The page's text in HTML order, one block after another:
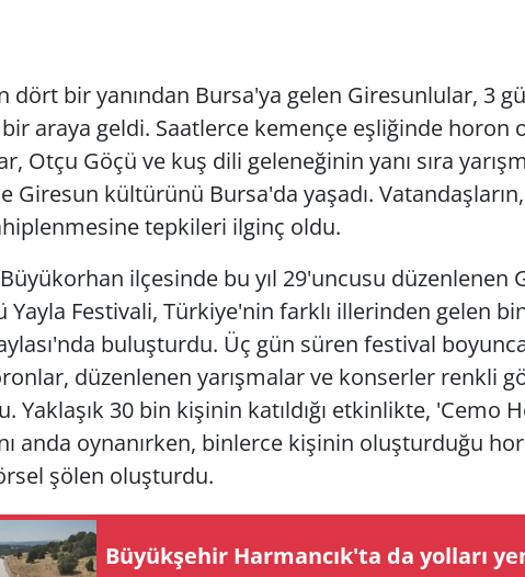
dört bir yanından Bursa'ya gelen Giresunlular, 3
araya geldi. Saatlerce kemençe eşliğinde horon
Otçu Göçü ve kuş dili geleneğinin yanı sıra
Giresun kültürünü Bursa'da yaşadı. Vatandaşların,
tepkileri ilginç oldu.
ilçesinde bu yıl 29'uncusu düzenlenen
Yayla Festivali, Türkiye'nin farklı illerinden gelen
buluşturdu. Üç gün süren festival
düzenlenen yarışmalar ve konserler renkli
Yaklaşık 30 bin kişinin katıldığı etkinlikte, 'Cemo
anda oynanırken, binlerce kişinin oluşturduğu
şölen oluşturdu.
Büyükşehir Harmancık'ta da yolları